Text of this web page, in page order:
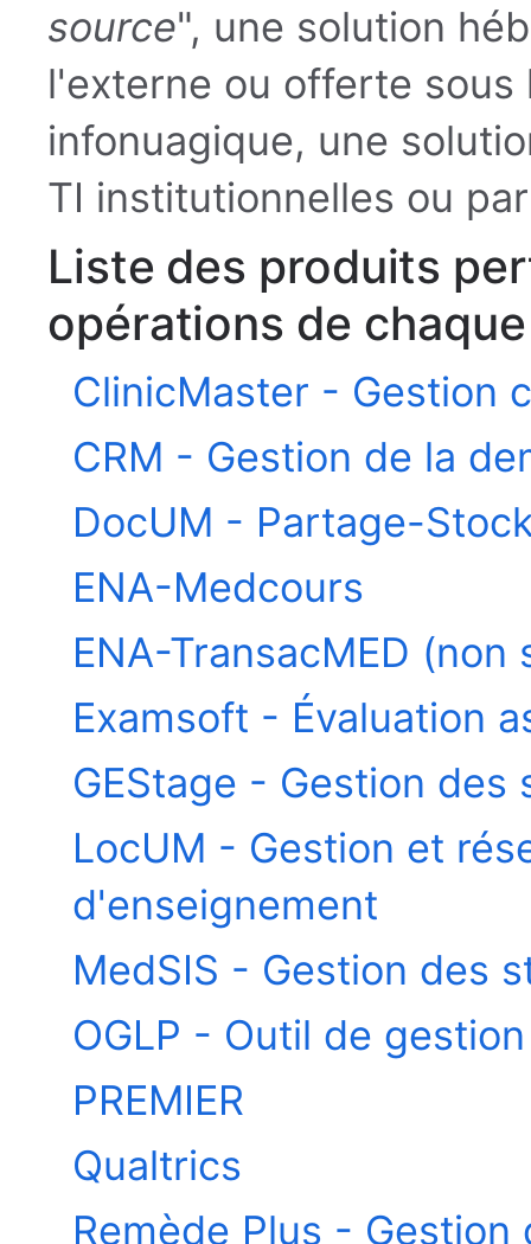
source", une solution
l'externe ou offerte
infonuagique, une
TI institutionnelles ou
Liste des produits
opérations de
ClinicMaster - Gestion
CRM - Gestion de la
DocUM - Partage-
ENA-Medcours
ENA-TransacMED (non
Examsoft - Évaluation
GEStage - Gestion
LocUM - Gestion et
d'enseignement
MedSIS - Gestion des
OGLP - Outil de
PREMIER
Qualtrics
Remède Plus - Gestion